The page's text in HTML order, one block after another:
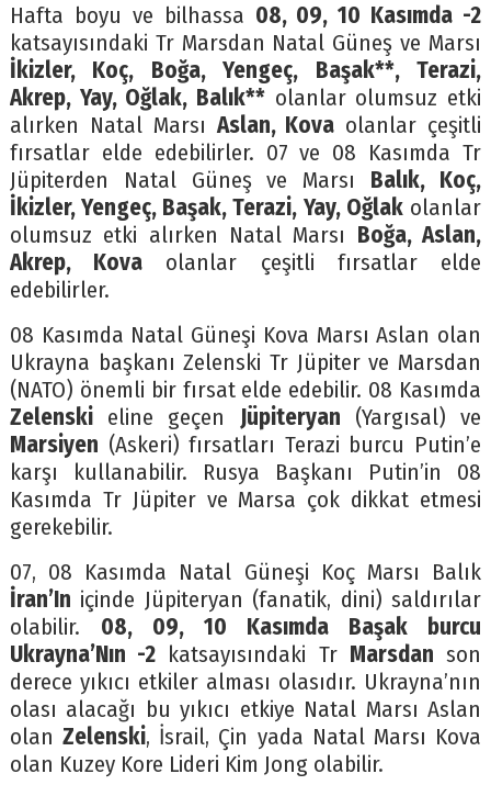
Hafta boyu ve bilhassa 08, 09, 10 Kasımda -2
katsayısındaki Tr Marsdan Natal Güneş ve Marsı
İkizler, Koç, Boğa, Yengeç, Başak**, Terazi,
Akrep, Yay, Oğlak, Balık** olanlar olumsuz etki
alırken Natal Marsı Aslan, Kova olanlar çeşitli
fırsatlar elde edebilirler. 07 ve 08 Kasımda Tr
Jüpiterden Natal Güneş ve Marsı Balık, Koç,
İkizler, Yengeç, Başak, Terazi, Yay, Oğlakolanlar
olumsuz etki alırken Natal Marsı Boğa, Aslan,
Akrep, Kova olanlar çeşitli fırsatlar elde
edebilirler.
08 Kasımda Natal Güneşi Kova Marsı Aslan olan
Ukrayna başkanı Zelenski Tr Jüpiter ve Marsdan
(NATO) önemli bir fırsat elde edebilir. 08 Kasımda
Zelenskieline geçen Jüpiteryan (Yargısal) ve
Marsiyen (Askeri) fırsatları Terazi burcu Putin’e
karşı kullanabilir. Rusya Başkanı Putin’in 08
Kasımda Tr Jüpiter ve Marsa çok dikkat etmesi
gerekebilir.
07, 08 Kasımda Natal Güneşi Koç Marsı Balık
İran’In içinde Jüpiteryan (fanatik, dini) saldırılar
olabilir. 08, 09, 10 Kasımda Başak burcu
Ukrayna’Nın -2 katsayısındaki Tr Marsdan son
derece yıkıcı etkiler alması olasıdır. Ukrayna’nın
olası alacağı bu yıkıcı etkiye Natal Marsı Aslan
olanZelenski, İsrail, Çin yada Natal Marsı Kova
olan Kuzey Kore Lideri Kim Jong olabilir.